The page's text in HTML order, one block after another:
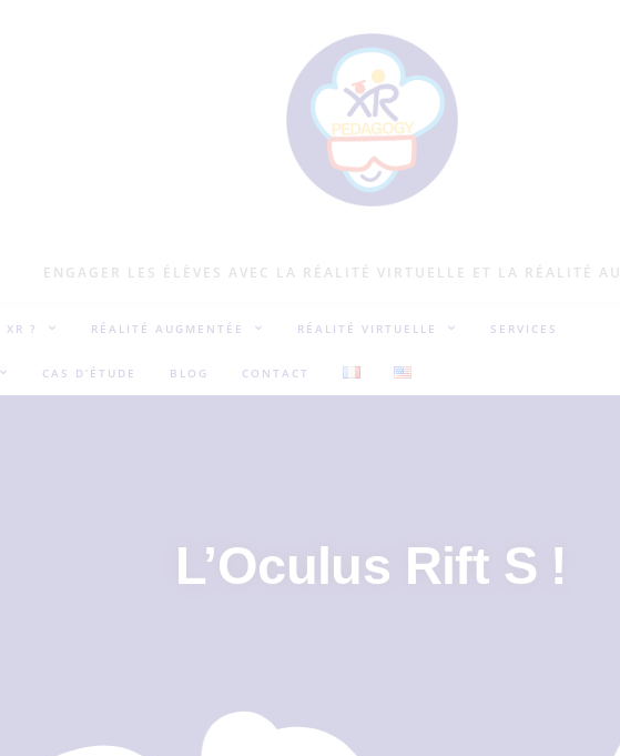
ENGAGER LES ÉLÈVES AVEC LA RÉALITÉ VIRTUELLE ET LA RÉALITÉ
XR ? RÉALITÉ AUGMENTÉE RÉALITÉ VIRTUELLE SERVICES
CAS D’ÉTUDE BLOG CONTACT
L’Oculus Rift S !